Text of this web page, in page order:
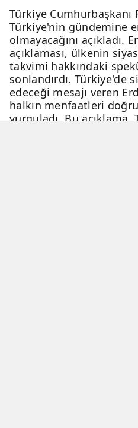
Türkiye Cumhurbaşkanı
Türkiye'nin gündemine
olmayacağını açıkladı.
açıklaması, ülkenin
takvimi hakkındaki
sonlandırdı. Türkiye'de
edeceği mesajı veren
halkın menfaatleri
vurguladı. Bu açıklama,